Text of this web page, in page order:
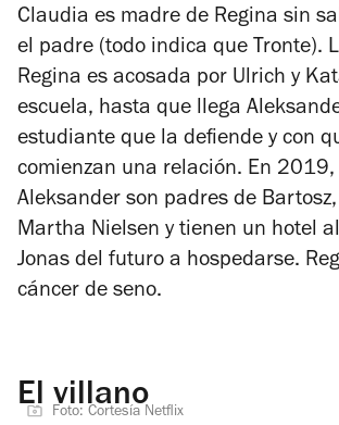
Claudia es madre de Regina sin
el padre (todo indica que Tronte).
Regina es acosada por Ulrich y
escuela, hasta que llega
estudiante que la defiende y con
comienzan una relación. En 2019,
Aleksander son padres de
Martha Nielsen y tienen un hotel
Jonas del futuro a hospedarse.
cáncer de seno.
El villano
Foto: Cortesía Netflix